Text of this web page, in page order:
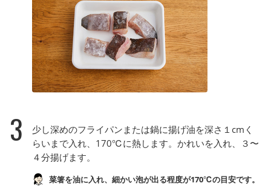
3
少し深めのフライパンまたは鍋に揚げ油を深さ１cmく
らいまで入れ、170℃に熱します。かれいを入れ、３〜
４分揚げます。
菜箸を油に入れ、細かい泡が出る程度が170℃の目安です。